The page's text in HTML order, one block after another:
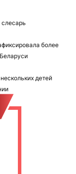
более
детей